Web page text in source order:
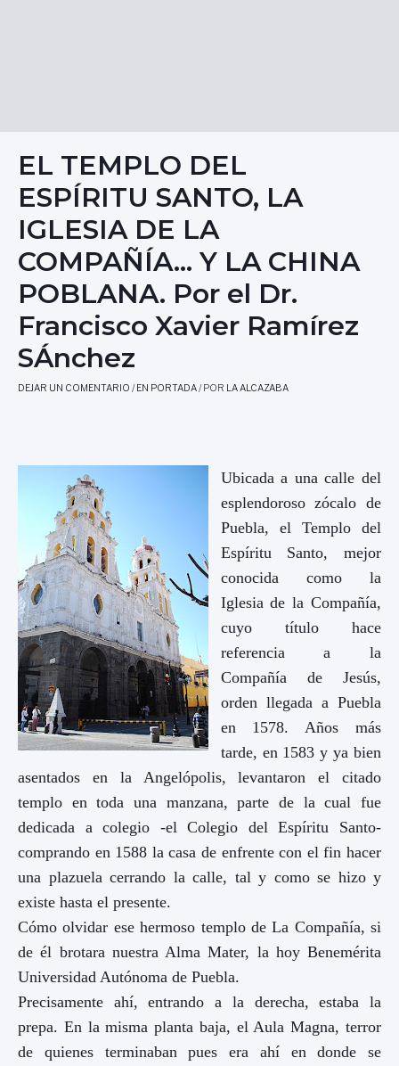
EL TEMPLO DEL
ESPÍRITU SANTO, LA
IGLESIA DE LA
COMPAÑÍA… Y LA CHINA
POBLANA. Por el Dr.
Francisco Xavier Ramírez
SÁnchez
DEJAR UN COMENTARIO /EN PORTADA/ POR LA ALCAZABA
Ubicada a una calle del
esplendoroso zócalo de
Puebla, el Templo del
Espíritu Santo, mejor
conocida como la
Iglesia de la Compañía,
cuyo título hace
referencia a la
Compañía de Jesús,
orden llegada a Puebla
en 1578. Años más
tarde, en 1583 y ya bien
asentados en la Angelópolis, levantaron el citado
templo en toda una manzana, parte de la cual fue
dedicada a colegio -el Colegio del Espíritu Santo-
comprando en 1588 la casa de enfrente con el fin hacer
una plazuela cerrando la calle, tal y como se hizo y
existe hasta el presente.
Cómo olvidar ese hermoso templo de La Compañía, si
de él brotara nuestra Alma Mater, la hoy Benemérita
Universidad Autónoma de Puebla.
Precisamente ahí, entrando a la derecha, estaba la
prepa. En la misma planta baja, el Aula Magna, terror
de quienes terminaban pues era ahí en donde se